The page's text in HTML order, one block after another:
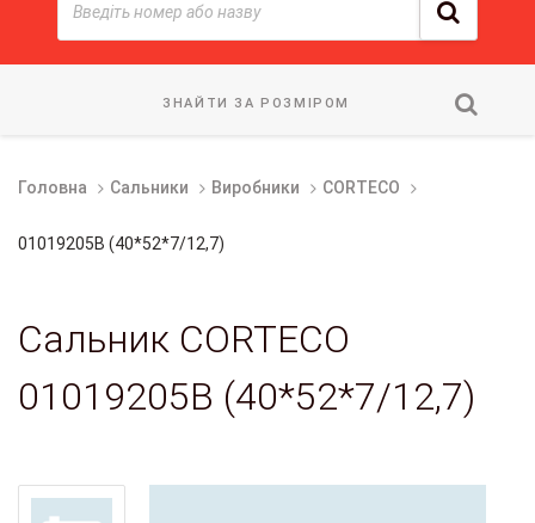
ЗНАЙТИ ЗА РОЗМІРОМ
Головна Сальники Виробники CORTECO
01019205B (40*52*7/12,7)
Сальник CORTECO
01019205B (40*52*7/12,7)